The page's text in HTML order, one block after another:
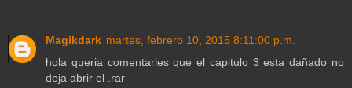
Magikdark martes, febrero 10, 2015 8:11:00 p.m.
hola queria comentarles que el capitulo 3 esta dañado no
deja abrir el .rar